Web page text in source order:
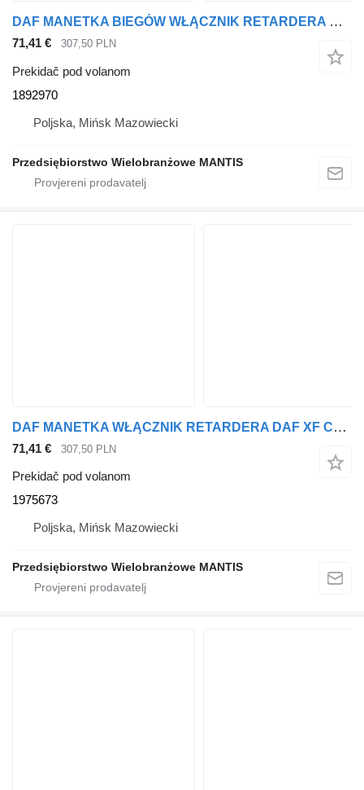
DAF MANETKA BIEGÓW WŁĄCZNIK RETARDERA DAF CF XF 1892970 prekidač pod volanom za tegljača
71,41 € 307,50 PLN
Prekidač pod volanom
1892970
Poljska, Mińsk Mazowiecki
Przedsiębiorstwo Wielobranżowe MANTIS
DAF MANETKA WŁĄCZNIK RETARDERA DAF XF CF 105 / 106 1975673 prekidač pod volanom za tegljača
71,41 € 307,50 PLN
Prekidač pod volanom
1975673
Poljska, Mińsk Mazowiecki
Przedsiębiorstwo Wielobranżowe MANTIS